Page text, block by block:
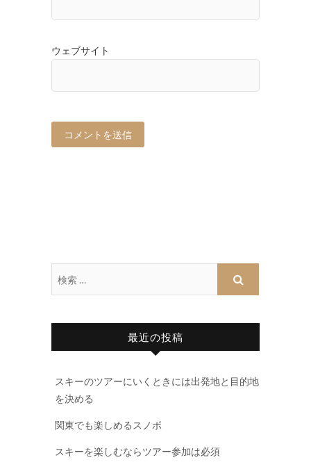
ウェブサイト
最近の投稿
スキーのツアーにいくときには出発地と目的地
を決める
関東でも楽しめるスノボ
スキーを楽しむならツアー参加は必須